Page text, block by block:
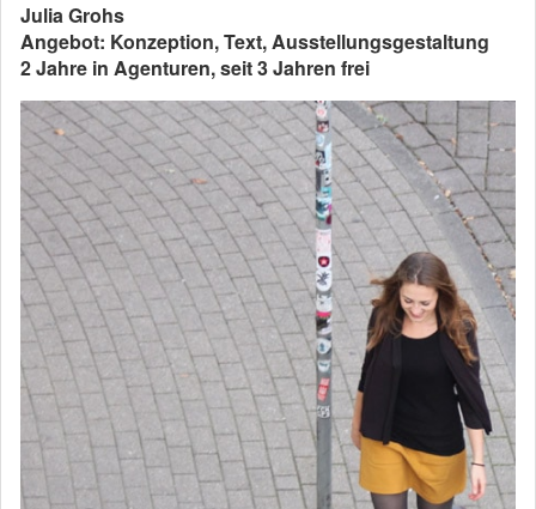
Julia Grohs
Angebot: Konzeption, Text, Ausstellungsgestaltung
2 Jahre in Agenturen, seit 3 Jahren frei